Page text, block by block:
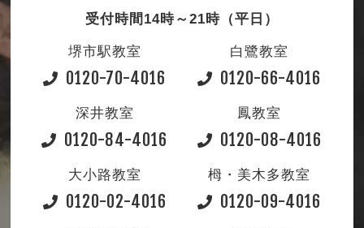
受付時間14時～21時（平日）
堺市駅教室
0120-70-4016
白鷺教室
0120-66-4016
深井教室
0120-84-4016
鳳教室
0120-08-4016
大小路教室
0120-02-4016
栂・美木多教室
0120-09-4016